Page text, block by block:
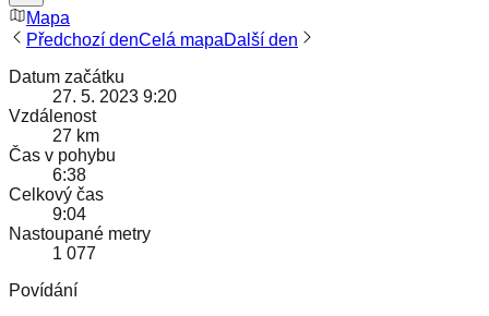
Mapa
Předchozí denCelá mapaDalší den
Datum začátku
27. 5. 2023 9:20
Vzdálenost
27 km
Čas v pohybu
6:38
Celkový čas
9:04
Nastoupané metry
1 077
Povídání